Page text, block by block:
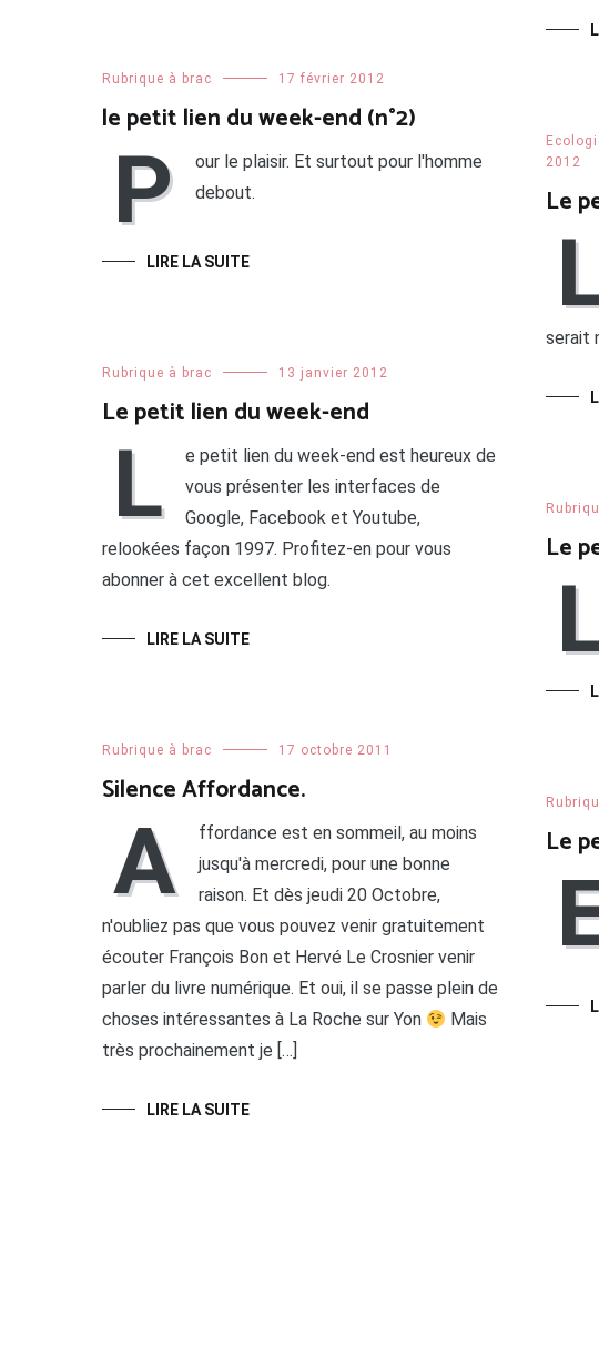
Rubrique à brac 17 février 2012
le petit lien du week-end (n°2)
P
our le plaisir. Et surtout pour l'homme
debout.
LIRE LA SUITE
2012
Le
serait
Rubrique à brac 13 janvier 2012
Le petit lien du week-end
L
e petit lien du week-end est heureux de
vous présenter les interfaces de
Google, Facebook et Youtube,
relookées façon 1997. Profitez-en pour vous
abonner à cet excellent blog.
LIRE LA SUITE
Le
Rubrique à brac 17 octobre 2011
Silence Affordance.
A
ffordance est en sommeil, au moins
jusqu'à mercredi, pour une bonne
raison. Et dès jeudi 20 Octobre,
n'oubliez pas que vous pouvez venir gratuitement
écouter François Bon et Hervé Le Crosnier venir
parler du livre numérique. Et oui, il se passe plein de
choses intéressantes à La Roche sur Yon
Mais
très prochainement je […]
LIRE LA SUITE
Le